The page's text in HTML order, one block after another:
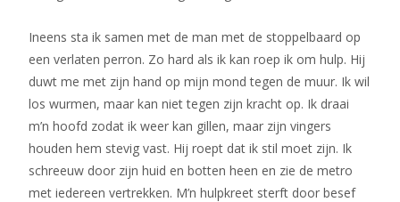
Ineens sta ik samen met de man met de stoppelbaard op
een verlaten perron. Zo hard als ik kan roep ik om hulp. Hij
duwt me met zijn hand op mijn mond tegen de muur. Ik wil
los wurmen, maar kan niet tegen zijn kracht op. Ik draai
m’n hoofd zodat ik weer kan gillen, maar zijn vingers
houden hem stevig vast. Hij roept dat ik stil moet zijn. Ik
schreeuw door zijn huid en botten heen en zie de metro
met iedereen vertrekken. M’n hulpkreet sterft door besef